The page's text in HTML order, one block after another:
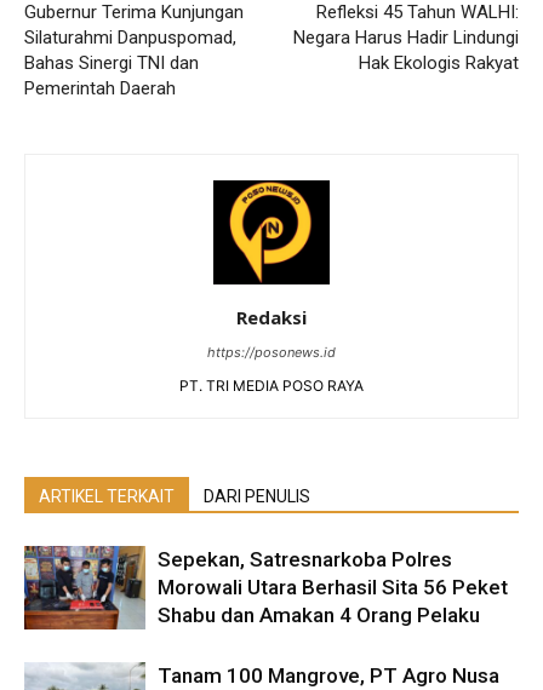
Gubernur Terima Kunjungan
Silaturahmi Danpuspomad,
Bahas Sinergi TNI dan
Pemerintah Daerah
Refleksi 45 Tahun WALHI:
Negara Harus Hadir Lindungi
Hak Ekologis Rakyat
Redaksi
https://posonews.id
PT. TRI MEDIA POSO RAYA
ARTIKEL TERKAIT DARI PENULIS
Sepekan, Satresnarkoba Polres
Morowali Utara Berhasil Sita 56 Peket
Shabu dan Amakan 4 Orang Pelaku
Tanam 100 Mangrove, PT Agro Nusa